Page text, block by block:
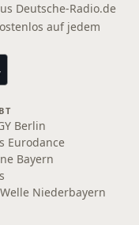
Deutsche-Radio.de
auf jedem
Berlin
Eurodance
Bayern
Niederbayern